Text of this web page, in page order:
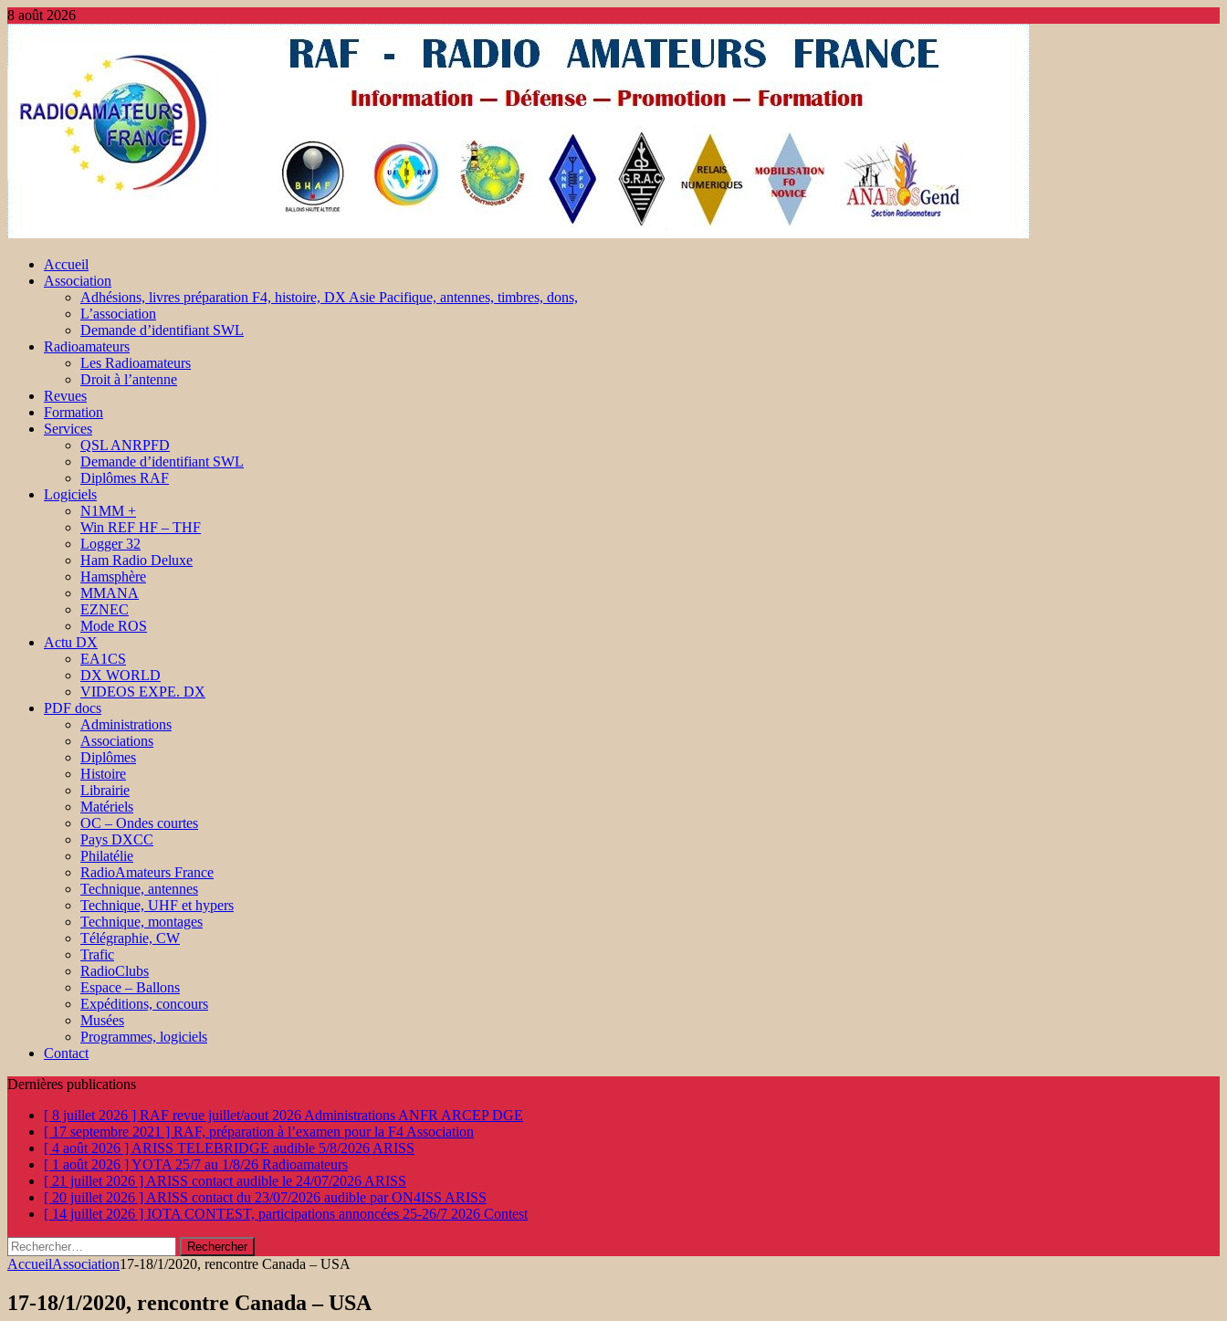
8 août 2026
Accueil
Association
Adhésions, livres préparation F4, histoire, DX Asie Pacifique, antennes, timbres, dons,
L’association
Demande d’identifiant SWL
Radioamateurs
Les Radioamateurs
Droit à l’antenne
Revues
Formation
Services
QSL ANRPFD
Demande d’identifiant SWL
Diplômes RAF
Logiciels
N1MM +
Win REF HF – THF
Logger 32
Ham Radio Deluxe
Hamsphère
MMANA
EZNEC
Mode ROS
Actu DX
EA1CS
DX WORLD
VIDEOS EXPE. DX
PDF docs
Administrations
Associations
Diplômes
Histoire
Librairie
Matériels
OC – Ondes courtes
Pays DXCC
Philatélie
RadioAmateurs France
Technique, antennes
Technique, UHF et hypers
Technique, montages
Télégraphie, CW
Trafic
RadioClubs
Espace – Ballons
Expéditions, concours
Musées
Programmes, logiciels
Contact
Dernières publications
[ 8 juillet 2026 ] RAF revue juillet/aout 2026 Administrations ANFR ARCEP DGE
[ 17 septembre 2021 ] RAF, préparation à l’examen pour la F4 Association
[ 4 août 2026 ] ARISS TELEBRIDGE audible 5/8/2026 ARISS
[ 1 août 2026 ]YOTA 25/7 au 1/8/26 Radioamateurs
[ 21 juillet 2026 ] ARISS contact audible le 24/07/2026 ARISS
[ 20 juillet 2026 ] ARISS contact du 23/07/2026 audible par ON4ISS ARISS
[ 14 juillet 2026 ] IOTA CONTEST, participations annoncées 25-26/7 2026 Contest
Rechercher :
AccueilAssociation17-18/1/2020, rencontre Canada – USA
17-18/1/2020, rencontre Canada – USA